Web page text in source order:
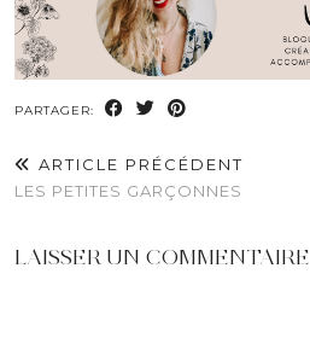
PARTAGER:
ARTICLE PRÉCÉDENT
LES PETITES GARÇONNES
LAISSER UN COMMENTAIRE